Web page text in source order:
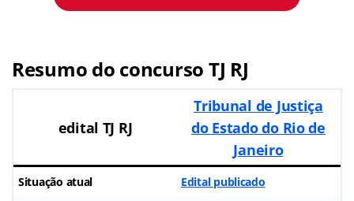
Resumo do concurso TJ RJ
edital TJ RJ
Tribunal de Justiça
do Estado do Rio de
Janeiro
Situação atual Edital publicado